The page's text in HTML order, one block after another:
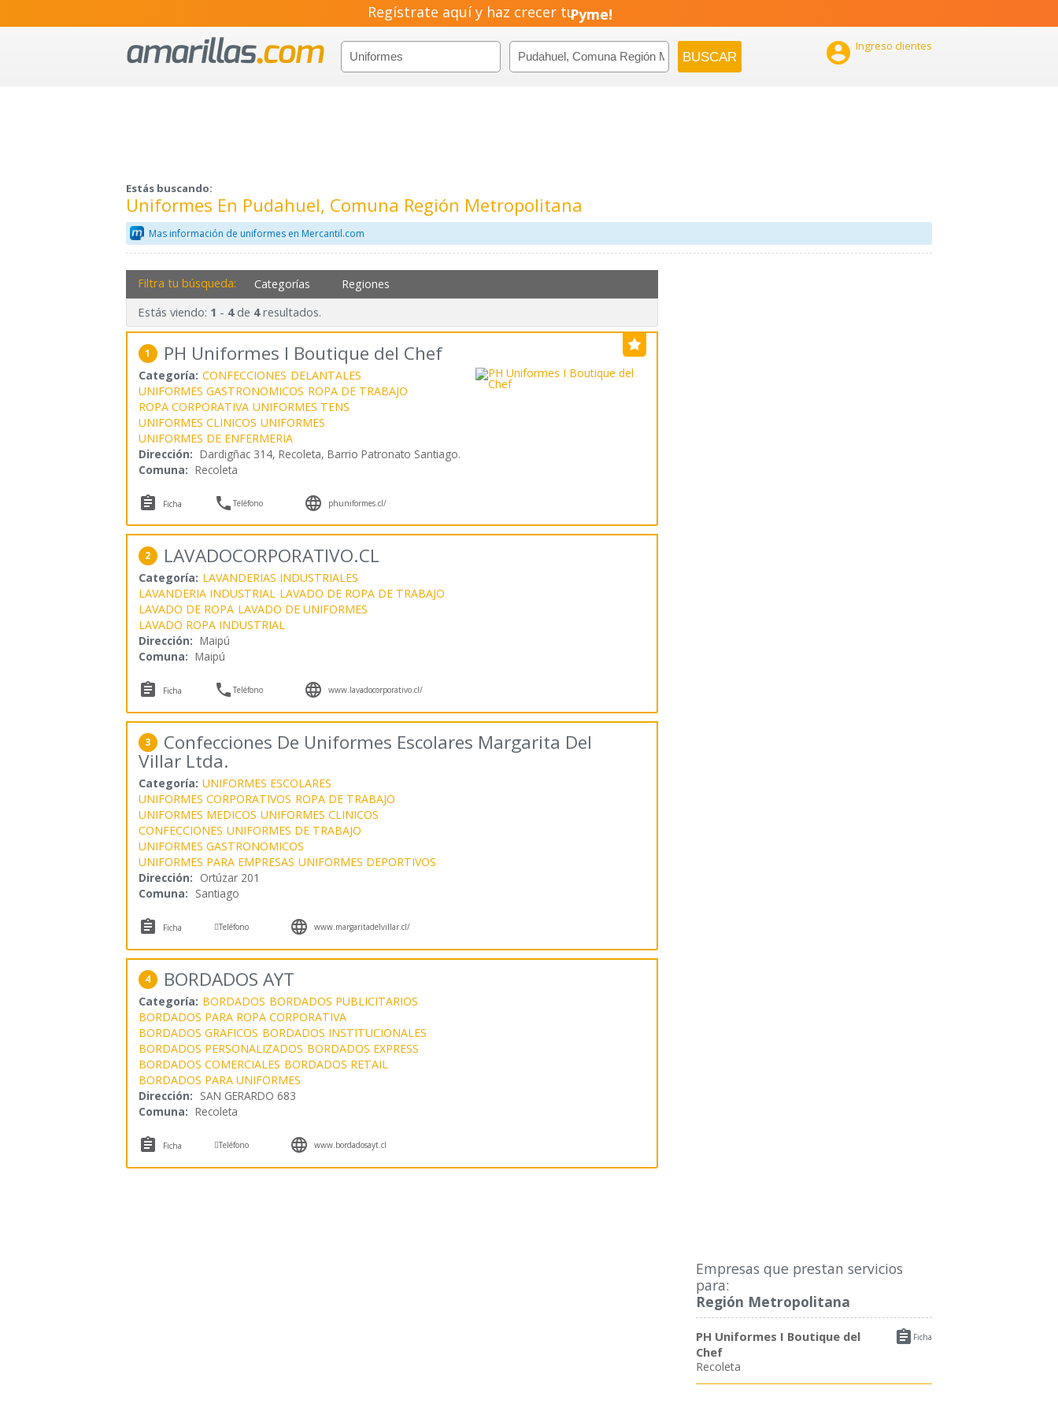
Regístrate aquí y haz crecer tuNegocio!
Pyme!
Emprendimiento!
 Ingreso clientes
Estás buscando:
Uniformes En Pudahuel, Comuna Región Metropolitana
Mas información de uniformes en Mercantil.com
Empresas que prestan servicios
para:
Región Metropolitana
 Ficha
PH Uniformes I Boutique del
Chef
Recoleta
Filtra tu búsqueda: Categorías Regiones
Estás viendo: 1 - 4de 4resultados.
1 PH Uniformes I Boutique del Chef
Categoría: CONFECCIONES DELANTALES
UNIFORMES GASTRONOMICOS ROPA DE TRABAJO
ROPA CORPORATIVA UNIFORMES TENS
UNIFORMES CLINICOS UNIFORMES
UNIFORMES DE ENFERMERIA
Dirección: Dardigñac 314, Recoleta, Barrio Patronato Santiago.
Comuna: Recoleta
 Ficha Teléfono  phuniformes.cl/
2 LAVADOCORPORATIVO.CL
Categoría: LAVANDERIAS INDUSTRIALES
LAVANDERIA INDUSTRIAL LAVADO DE ROPA DE TRABAJO
LAVADO DE ROPA LAVADO DE UNIFORMES
LAVADO ROPA INDUSTRIAL
Dirección: Maipú
Comuna: Maipú
 Ficha Teléfono  www.lavadocorporativo.cl/
3 Confecciones De Uniformes Escolares Margarita Del
Villar Ltda.
Categoría: UNIFORMES ESCOLARES
UNIFORMES CORPORATIVOS ROPA DE TRABAJO
UNIFORMES MEDICOS UNIFORMES CLINICOS
CONFECCIONES UNIFORMES DE TRABAJO
UNIFORMES GASTRONOMICOS
UNIFORMES PARA EMPRESAS UNIFORMES DEPORTIVOS
Dirección: Ortúzar 201
Comuna: Santiago
 Ficha Teléfono  www.margaritadelvillar.cl/
4 BORDADOS AYT
Categoría: BORDADOS BORDADOS PUBLICITARIOS
BORDADOS PARA ROPA CORPORATIVA
BORDADOS GRAFICOS BORDADOS INSTITUCIONALES
BORDADOS PERSONALIZADOS BORDADOS EXPRESS
BORDADOS COMERCIALES BORDADOS RETAIL
BORDADOS PARA UNIFORMES
Dirección: SAN GERARDO 683
Comuna: Recoleta
 Ficha Teléfono  www.bordadosayt.cl